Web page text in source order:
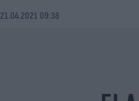
21.04.2021 09:38